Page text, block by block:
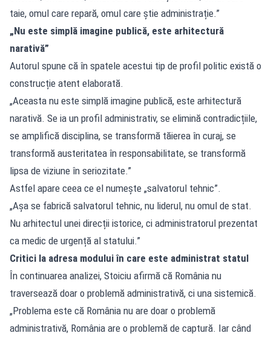
taie, omul care repară, omul care știe administrație.”
„Nu este simplă imagine publică, este arhitectură
narativă”
Autorul spune că în spatele acestui tip de profil politic există o
construcție atent elaborată.
„Aceasta nu este simplă imagine publică, este arhitectură
narativă. Se ia un profil administrativ, se elimină contradicțiile,
se amplifică disciplina, se transformă tăierea în curaj, se
transformă austeritatea în responsabilitate, se transformă
lipsa de viziune în seriozitate.”
Astfel apare ceea ce el numește „salvatorul tehnic”.
„Așa se fabrică salvatorul tehnic, nu liderul, nu omul de stat.
Nu arhitectul unei direcții istorice, ci administratorul prezentat
ca medic de urgență al statului.”
Critici la adresa modului în care este administrat statul
În continuarea analizei, Stoiciu afirmă că România nu
traversează doar o problemă administrativă, ci una sistemică.
„Problema este că România nu are doar o problemă
administrativă, România are o problemă de captură. Iar când